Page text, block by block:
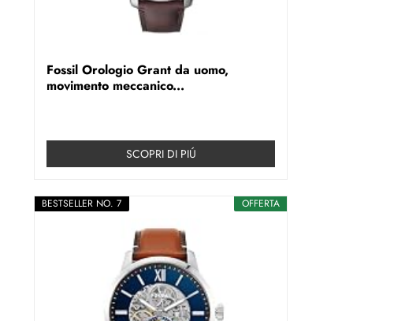
Fossil Orologio Grant da uomo,
movimento meccanico...
SCOPRI DI PIÚ
OFFERTA
BESTSELLER NO. 7